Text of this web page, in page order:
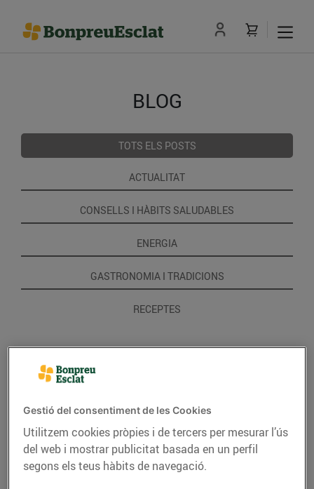
BLOG
TOTS ELS POSTS
ACTUALITAT
CONSELLS I HÀBITS SALUDABLES
ENERGIA
GASTRONOMIA I TRADICIONS
RECEPTES
Gestió del consentiment de les Cookies
Utilitzem cookies pròpies i de tercers per mesurar l’ús
del web i mostrar publicitat basada en un perfil
segons els teus hàbits de navegació.